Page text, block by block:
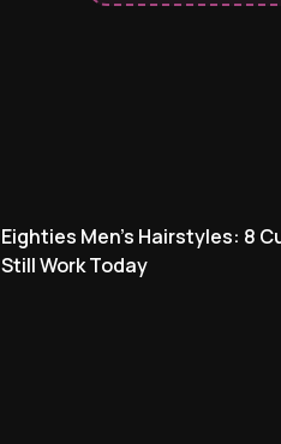
Eighties Men’s Hairstyles: 8
Still Work Today